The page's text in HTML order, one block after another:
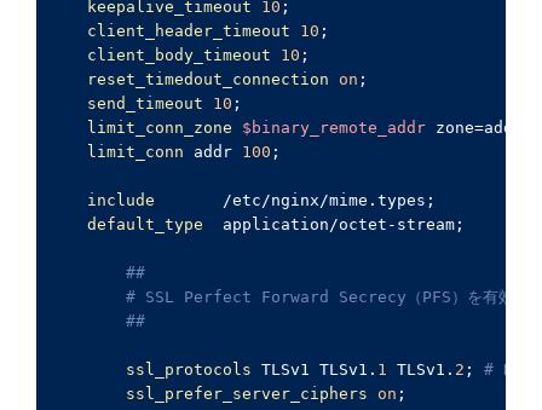
keepalive_timeout 10 ;
client_header_timeout
10 ;
client_body_timeout
10 ;
reset_timedout_connection on ;
send_timeout
10 ;
limit_conn_zone
$binary_remote_addr zone=addr:
limit_conn addr 100 ;
include
       /etc/nginx/mime.types;
default_type
  application/octet-stream;
##
# SSL Perfect Forward Secrecy（PFS）を有効
##
ssl_protocols TLSv1 TLSv1. 1 TLSv1. 2 ; #
ssl_prefer_server_ciphers on ;